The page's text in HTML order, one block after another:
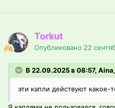
Torkut
Опубликовано 22
В 22.09.2025 в 08:57,
эти капли действуют какое-